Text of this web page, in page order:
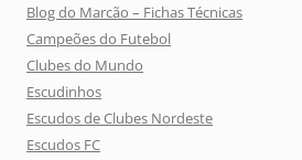
Blog do Marcão – Fichas Técnicas
Campeões do Futebol
Clubes do Mundo
Escudinhos
Escudos de Clubes Nordeste
Escudos FC